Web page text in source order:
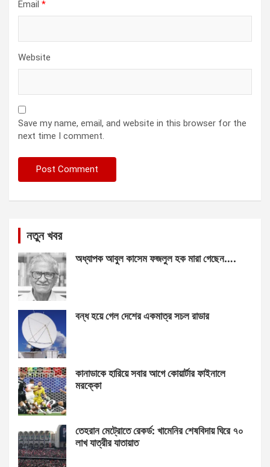
Email *
Website
Save my name, email, and website in this browser for the
next time I comment.
নতুন খবর
অধ্যাপক আবুল কাসেম ফজলুল হক মারা গেছেন….
বন্ধ হয়ে গেল দেশের একমাত্র সচল রাডার
কানাডাকে হারিয়ে সবার আগে কোয়ার্টার ফাইনালে
মরক্কো
তেহরান মেট্রোতে রেকর্ড: খামেনির শেষবিদায় ঘিরে ৭০
লাখ যাত্রীর যাতায়াত